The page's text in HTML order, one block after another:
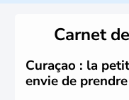
lesquelles
peut se targuer de
les domaines, des
philosophie. Hertz,
Herman Hesse ou
Carnet
Curaçao : la
envie de